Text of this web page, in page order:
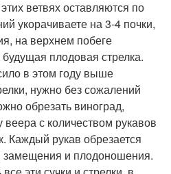
ветвях оставляются по
укорачиваете на 3-4 почки,
на верхнем побеге
плодовая стрелка.
в этом году выше
нужно без сожалений
обрезать виноград,
с количеством рукавов
Каждый рукав обрезается
замещения и плодоношения.